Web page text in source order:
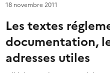
Les textes
documentation,
adresses utiles
18 novembre 2011